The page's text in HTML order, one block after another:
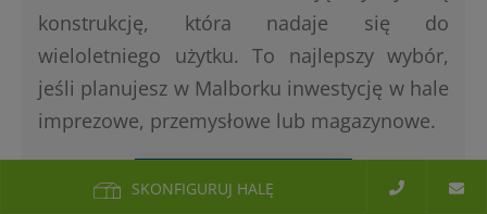
SKONFIGURUJ HALĘ
konstrukcję, która nadaje się do
wieloletniego użytku. To najlepszy wybór,
jeśli planujesz w Malborku inwestycję w hale
imprezowe, przemysłowe lub magazynowe.
WYŚLIJ ZAPYTANIE